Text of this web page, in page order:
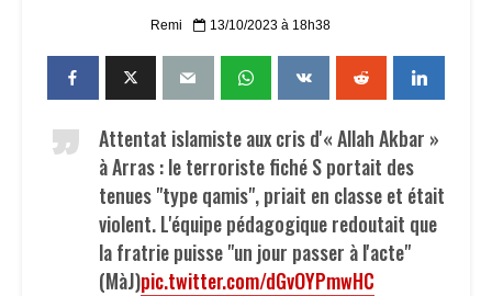
Remi 13/10/2023 à 18h38
Attentat islamiste aux cris d'« Allah Akbar »
à Arras : le terroriste fiché S portait des
tenues "type qamis", priait en classe et était
violent. L'équipe pédagogique redoutait que
la fratrie puisse "un jour passer à l'acte"
(MàJ)pic.twitter.com/dGvOYPmwHC